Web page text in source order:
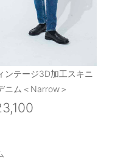
ンテージ3D加工スキニ
ニム＜Narrow＞